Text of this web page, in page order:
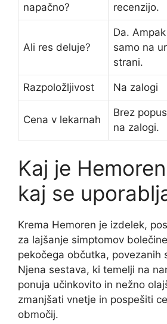
napačno?
recenzijo.
Ali res deluje?
Da.
samo na
strani.
Razpoložljivost Na zalogi
Cena v lekarnah
Brez
na zalogi.
Kaj je
kaj se
Krema Hemoren je izdelek,
za lajšanje simptomov
pekočega občutka, povezanih
Njena sestava, ki temelji na
ponuja učinkovito in nežno
zmanjšati vnetje in pospešiti
območij.